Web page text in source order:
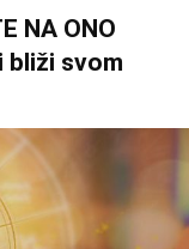
NA ONO
bliži svom